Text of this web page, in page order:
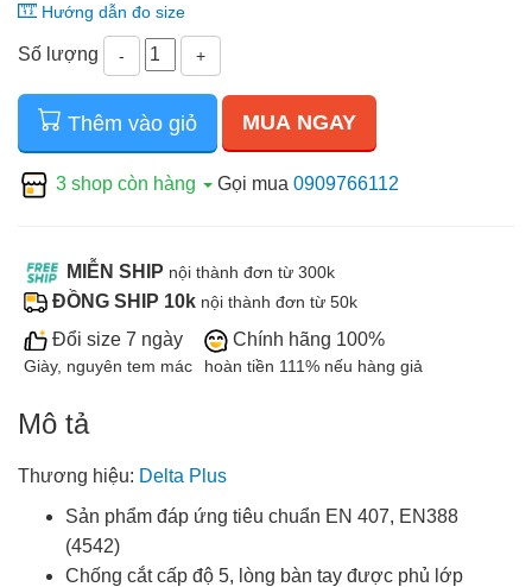
Hướng dẫn đo size
Số lượng - +
Thêm vào giỏ MUA NGAY
3 shop còn hàng Gọi mua 0909766112
MIỄN SHIP nội thành đơn từ 300k
ĐỒNG SHIP 10k nội thành đơn từ 50k
Đổi size 7 ngày
Giày, nguyên tem mác
Chính hãng 100%
hoàn tiền 111% nếu hàng giả
Mô tả
Thương hiệu: Delta Plus
Sản phẩm đáp ứng tiêu chuẩn EN 407, EN388
(4542)
Chống cắt cấp độ 5, lòng bàn tay được phủ lớp